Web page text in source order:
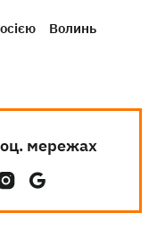
Волинь
мережах